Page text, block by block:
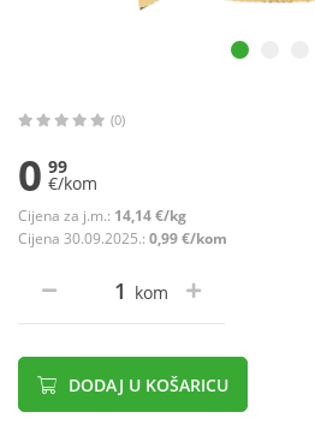
(0)
0 99
€/kom
Cijena za j.m.: 14,14 €/kg
Cijena 30.09.2025.: 0,99 €/kom
kom
DODAJ U KOŠARICU